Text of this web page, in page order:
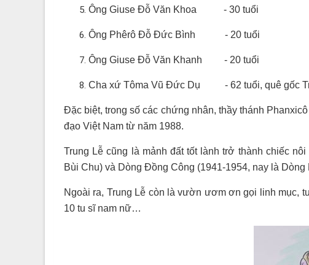
Ông Giuse Đỗ Văn Khoa - 30 tuổi
Ông Phêrô Đỗ Đức Bình - 20 tuổi
Ông Giuse Đỗ Văn Khanh - 20 tuổi
Cha xứ Tôma Vũ Đức Dụ - 62 tuổi, quê gốc
Đặc biệt, trong số các chứng nhân, thầy thánh
đạo Việt Nam từ năm 1988.
Trung Lễ cũng là mảnh đất tốt lành trở thành chiếc
Bùi Chu) và Dòng Đồng Công (1941-1954, nay là
Ngoài ra, Trung Lễ còn là vườn ươm ơn gọi linh mục,
10 tu sĩ nam nữ…